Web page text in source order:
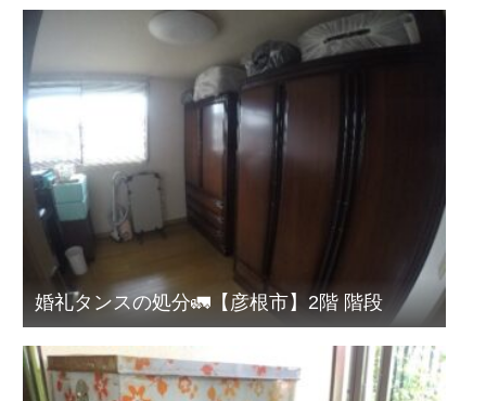
婚礼タンスの処分🚛【彦根市】2階 階段